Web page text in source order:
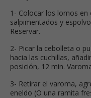
1- Colocar los lomos
salpimentados y
Reservar.
2- Picar la cebolleta o
hacia las cuchillas,
posición, 12 min.
3- Retirar el varoma,
eneldo (O una ramita